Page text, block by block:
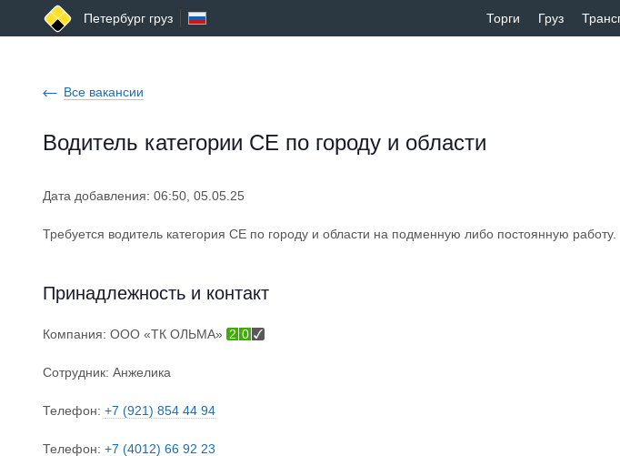
Петербург груз Торги Груз
Все вакансии
Водитель категории СЕ по городу и области
Дата добавления: 06:50, 05.05.25
Требуется водитель категория СЕ по городу и области на подменную либо постоянную работу.
Принадлежность и контакт
Компания: ООО «ТК ОЛЬМА» 2 0
Сотрудник: Анжелика
Телефон: +7 (921) 854 44 94
Телефон: +7 (4012) 66 92 23